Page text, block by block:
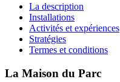
La description
Installations
Activités et expériences
Stratégies
Termes et conditions
La Maison du Parc